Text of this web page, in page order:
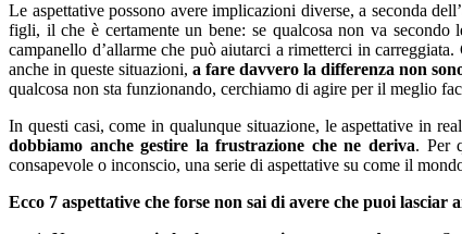
Le aspettative possono avere implicazioni diverse, a seconda
figli, il che è certamente un bene: se qualcosa non va secondo
campanello d’allarme che può aiutarci a rimetterci in
anche in queste situazioni, a fare davvero la differenza non
qualcosa non sta funzionando, cerchiamo di agire per il meglio
In questi casi, come in qualunque situazione, le aspettative in
dobbiamo anche gestire la frustrazione che ne deriva. Per
consapevole o inconscio, una serie di aspettative su come il
Ecco 7 aspettative che forse non sai di avere che puoi